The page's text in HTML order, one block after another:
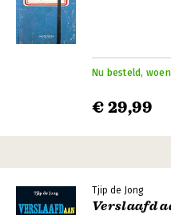
Nu besteld,
€ 29,99
Tjip de Jong
Verslaafd